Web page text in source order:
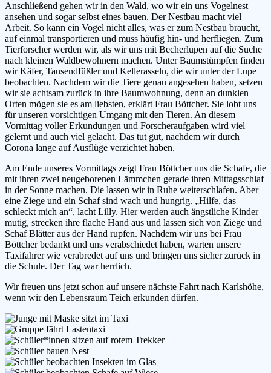
Anschließend gehen wir in den Wald, wo wir ein uns Vogelnest
ansehen und sogar selbst eines bauen. Der Nestbau macht viel
Arbeit. So kann ein Vogel nicht alles, was er zum Nestbau braucht,
auf einmal transportieren und muss häufig hin- und herfliegen. Zum
Tierforscher werden wir, als wir uns mit Becherlupen auf die Suche
nach kleinen Waldbewohnern machen. Unter Baumstümpfen finden
wir Käfer, Tausendfüßler und Kellerasseln, die wir unter der Lupe
beobachten. Nachdem wir die Tiere genau angesehen haben, setzen
wir sie achtsam zurück in ihre Baumwohnung, denn an dunklen
Orten mögen sie es am liebsten, erklärt Frau Böttcher. Sie lobt uns
für unseren vorsichtigen Umgang mit den Tieren. An diesem
Vormittag voller Erkundungen und Forscheraufgaben wird viel
gelernt und auch viel gelacht. Das tut gut, nachdem wir durch
Corona lange auf Ausflüge verzichtet haben.
Am Ende unseres Vormittags zeigt Frau Böttcher uns die Schafe, die
mit ihren zwei neugeborenen Lämmchen gerade ihren Mittagsschlaf
in der Sonne machen. Die lassen wir in Ruhe weiterschlafen. Aber
eine Ziege und ein Schaf sind wach und hungrig. „Hilfe, das
schleckt mich an“, lacht Lilly. Hier werden auch ängstliche Kinder
mutig, strecken ihre flache Hand aus und lassen sich von Ziege und
Schaf Blätter aus der Hand rupfen. Nachdem wir uns bei Frau
Böttcher bedankt und uns verabschiedet haben, warten unsere
Taxifahrer wie verabredet auf uns und bringen uns sicher zurück in
die Schule. Der Tag war herrlich.
Wir freuen uns jetzt schon auf unsere nächste Fahrt nach Karlshöhe,
wenn wir den Lebensraum Teich erkunden dürfen.